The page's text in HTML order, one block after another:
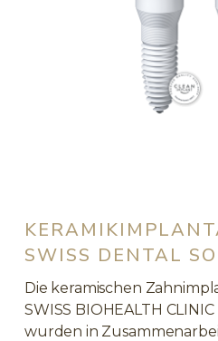
SWISS DENTAL
Die keramischen
SWISS BIOHEALTH
wurden in